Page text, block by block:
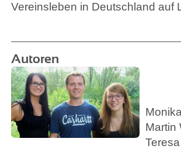
Vereinsleben in Deutschland auf
Autoren
Martin